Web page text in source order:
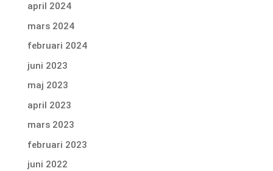
april 2024
mars 2024
februari 2024
juni 2023
maj 2023
april 2023
mars 2023
februari 2023
juni 2022